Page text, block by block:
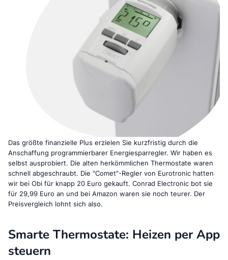
Das größte finanzielle Plus erzielen Sie kurzfristig durch die
Anschaffung programmierbarer Energiesparregler. Wir haben es
selbst ausprobiert. Die alten herkömmlichen Thermostate waren
schnell abgeschraubt. Die "Comet"-Regler von Eurotronic hatten
wir bei Obi für knapp 20 Euro gekauft. Conrad Electronic bot sie
für 29,99 Euro an und bei Amazon waren sie noch teurer. Der
Preisvergleich lohnt sich also.
Smarte Thermostate: Heizen per App
steuern